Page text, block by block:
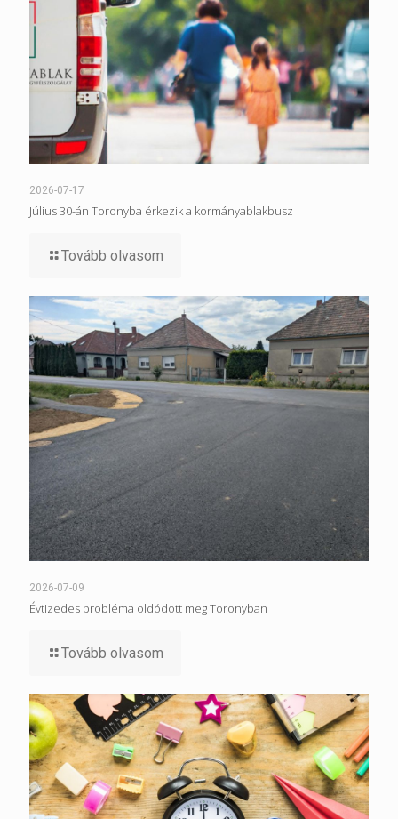
2026-07-17
Július 30-án Toronyba érkezik a kormányablakbusz
Tovább olvasom
2026-07-09
Évtizedes probléma oldódott meg Toronyban
Tovább olvasom